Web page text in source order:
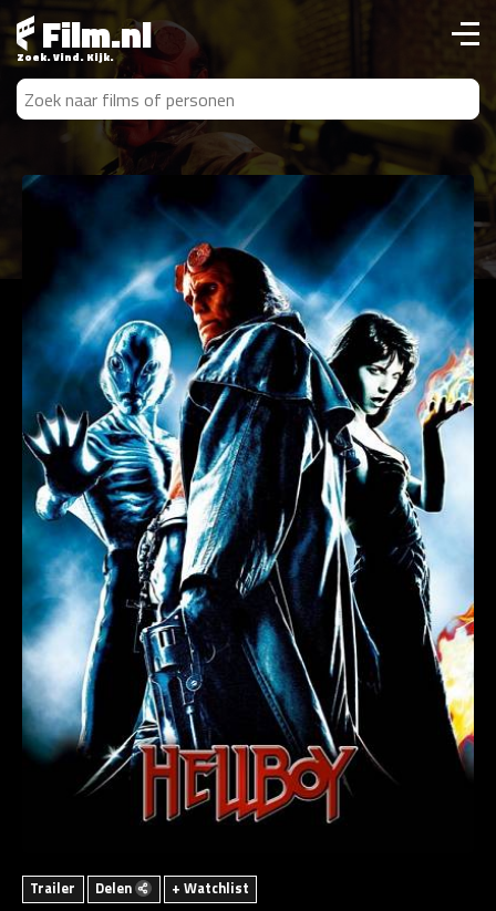
Film.nl
Zoek. Vind. Kijk.
Trailer Delen + Watchlist